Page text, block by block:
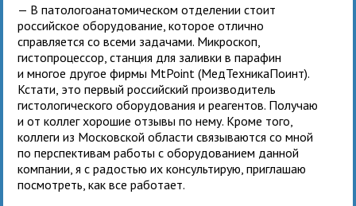
— В патологоанатомическом отделении стоит
российское оборудование, которое отлично
справляется со всеми задачами. Микроскоп,
гистопроцессор, станция для заливки в парафин
и многое другое фирмы MtPoint (МедТехникаПоинт).
Кстати, это первый российский производитель
гистологического оборудования и реагентов. Получаю
и от коллег хорошие отзывы по нему. Кроме того,
коллеги из Московской области связываются со мной
по перспективам работы с оборудованием данной
компании, я с радостью их консультирую, приглашаю
посмотреть, как все работает.